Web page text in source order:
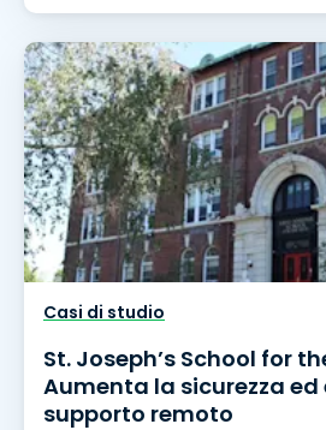
Casi di studio
St. Joseph’s School for
Aumenta la sicurezza ed
supporto remoto